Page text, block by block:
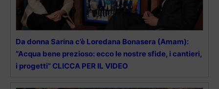
Da donna Sarina c’è Loredana Bonasera (Amam):
“Acqua bene prezioso: ecco le nostre sfide, i cantieri,
i progetti” CLICCA PER IL VIDEO